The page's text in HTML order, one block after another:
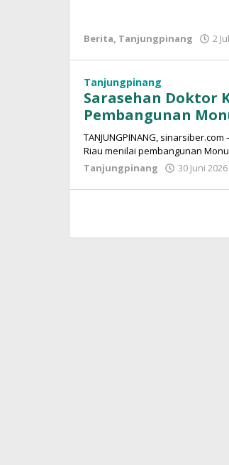
Berita, Tanjungpinang 2
Tanjungpinang
Sarasehan Doktor
Pembangunan
TANJUNGPINANG,
Riau menilai pembangunan
Tanjungpinang
30 Juni 2026